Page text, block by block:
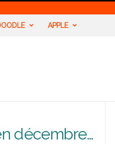
APPLE
décembre…